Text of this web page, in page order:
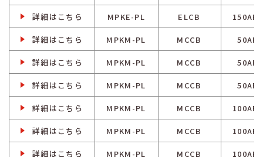
詳細はこちら MPKE-PL ELCB 150AF/
詳細はこちら MPKM-PL MCCB 50AF/
詳細はこちら MPKM-PL MCCB 50AF/
詳細はこちら MPKM-PL MCCB 50AF/
詳細はこちら MPKM-PL MCCB 100AF/
詳細はこちら MPKM-PL MCCB 100AF/
詳細はこちら MPKM-PL MCCB 100AF/